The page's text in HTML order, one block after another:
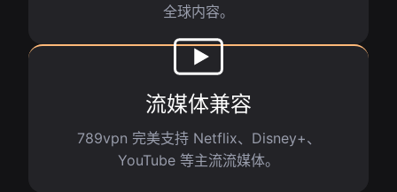
全球内容。
流媒体兼容
789vpn 完美支持 Netflix、Disney+、
YouTube 等主流流媒体。